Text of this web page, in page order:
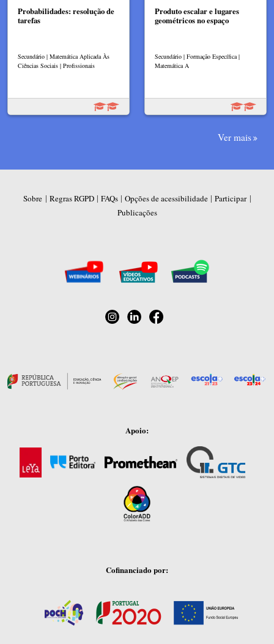
Probabilidades: resolução de
tarefas
Secundário | Matemática Aplicada Às
Ciências Sociais | Profissionais
Produto escalar e lugares
geométricos no espaço
Secundário | Formação Específica |
Matemática A
Ver mais
Sobre | Regras RGPD| FAQs| Opções de acessibilidade| Participar|
Publicações
Apoio:
Cofinanciado por: